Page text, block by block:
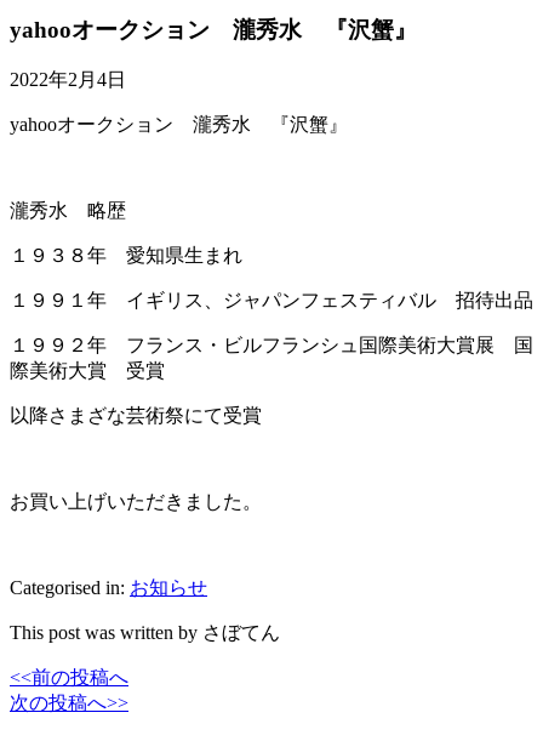
yahooオークション 瀧秀水 『沢蟹』
2022年2月4日
yahooオークション 瀧秀水 『沢蟹』
瀧秀水 略歴
１９３８年 愛知県生まれ
１９９１年 イギリス、ジャパンフェスティバル 招待出品
１９９２年 フランス・ビルフランシュ国際美術大賞展 国
際美術大賞 受賞
以降さまざな芸術祭にて受賞
お買い上げいただきました。
Categorised in: お知らせ
This post was written by さぼてん
<<前の投稿へ
次の投稿へ>>